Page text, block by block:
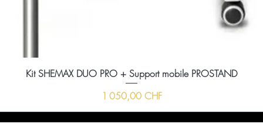
Kit SHEMAX DUO PRO + Support mobile PROSTAND
Prix
1 050,00 CHF